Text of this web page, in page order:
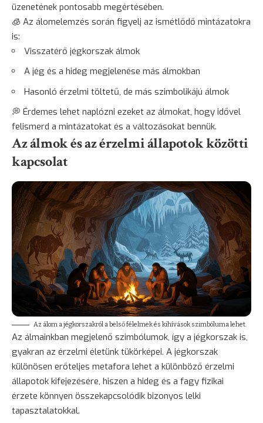
üzenetének pontosabb megértésében.
🧊 Az álomelemzés során figyelj az ismétlődő mintázatokra
is:
Visszatérő jégkorszak álmok
A jég és a hideg megjelenése más álmokban
Hasonló érzelmi töltetű, de más szimbolikájú álmok
💭 Érdemes lehet naplózni ezeket az álmokat, hogy idővel
felismerd a mintázatokat és a változásokat bennük.
Az álmok és az érzelmi állapotok közötti
kapcsolat
Az álom a jégkorszakról a belső félelmek és kihívások szimbóluma lehet.
Az álmainkban megjelenő szimbólumok, így a jégkorszak is,
gyakran az érzelmi életünk tükörképei. A jégkorszak
különösen erőteljes metafora lehet a különböző érzelmi
állapotok kifejezésére, hiszen a hideg és a fagy fizikai
érzete könnyen összekapcsolódik bizonyos lelki
tapasztalatokkal.